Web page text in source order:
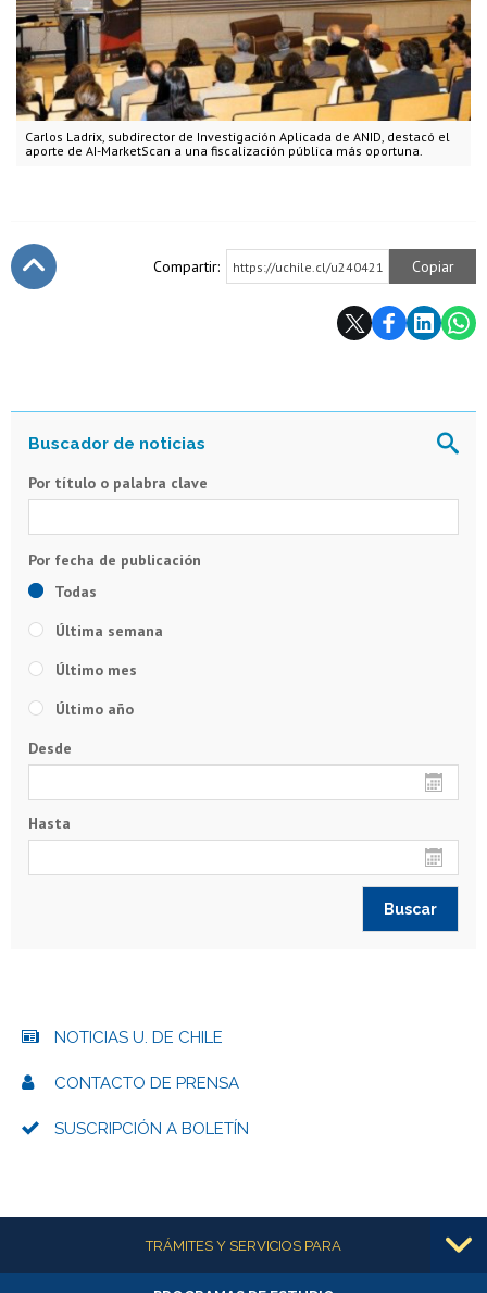
Carlos Ladrix, subdirector de Investigación Aplicada de ANID, destacó el
aporte de AI-MarketScan a una fiscalización pública más oportuna.
Compartir: https://uchile.cl/u240421 Copiar
Por título o palabra clave
Todas
Última semana
Último mes
Último año
Desde
Hasta
NOTICIAS U. DE CHILE
CONTACTO DE PRENSA
SUSCRIPCIÓN A BOLETÍN
Más informaciónTRÁMITES Y SERVICIOS PARA